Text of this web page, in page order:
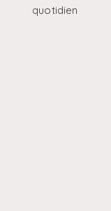
quotidien